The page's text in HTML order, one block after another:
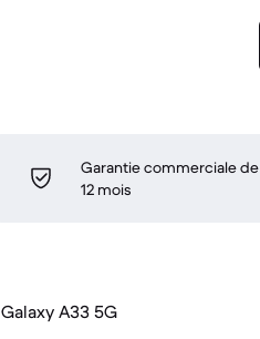
Garantie commerciale de
12 mois
Galaxy A33 5G